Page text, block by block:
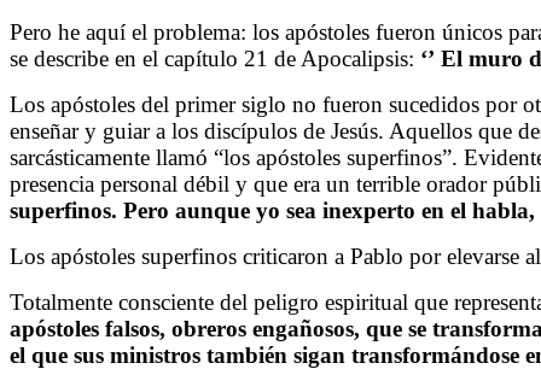
Pero he aquí el problema: los apóstoles fueron únicos
se describe en el capítulo 21 de Apocalipsis: ‘’ El muro
Los apóstoles del primer siglo no fueron sucedidos por
enseñar y guiar a los discípulos de Jesús. Aquellos que
sarcásticamente llamó “los apóstoles superfinos”.
presencia personal débil y que era un terrible orador
superfinos. Pero aunque yo sea inexperto en el
Los apóstoles superfinos criticaron a Pablo por elevarse
Totalmente consciente del peligro espiritual que
apóstoles falsos, obreros engañosos, que se
el que sus ministros también sigan transformándose